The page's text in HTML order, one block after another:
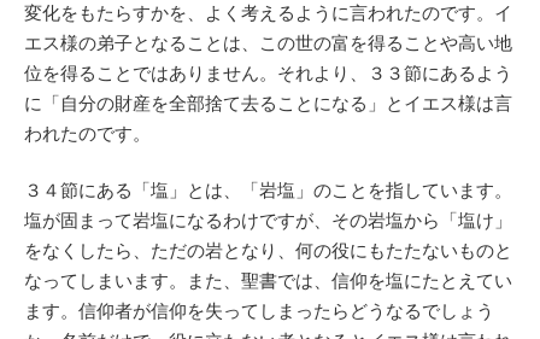
変化をもたらすかを、よく考えるように言われたのです。イ
エス様の弟子となることは、この世の富を得ることや高い地
位を得ることではありません。それより、３３節にあるよう
に「自分の財産を全部捨て去ることになる」とイエス様は言
われたのです。
３４節にある「塩」とは、「岩塩」のことを指しています。
塩が固まって岩塩になるわけですが、その岩塩から「塩け」
をなくしたら、ただの岩となり、何の役にもたたないものと
なってしまいます。また、聖書では、信仰を塩にたとえてい
ます。信仰者が信仰を失ってしまったらどうなるでしょう